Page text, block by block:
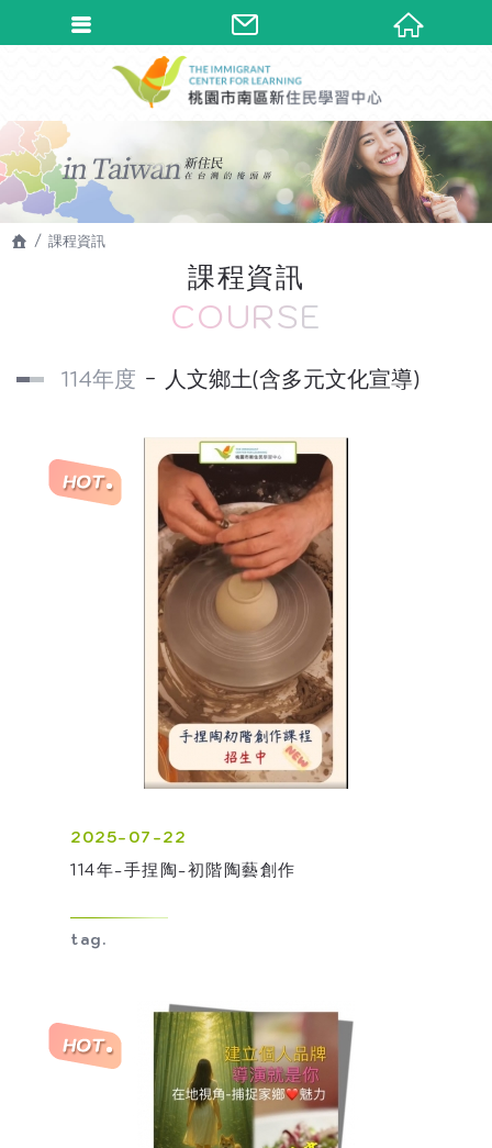
課程資訊
課程資訊
COURSE
114年度 人文鄉土(含多元文化宣導)
2025-07-22
114年-手捏陶-初階陶藝創作
tag.